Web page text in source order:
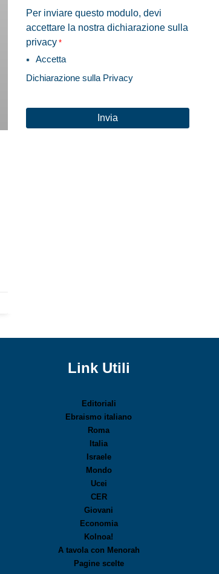
Per inviare questo modulo, devi
accettare la nostra dichiarazione sulla
privacy *
Accetta
Dichiarazione sulla Privacy
Link Utili
Editoriali
Ebraismo italiano
Roma
Italia
Israele
Mondo
Ucei
CER
Giovani
Economia
Kolnoa!
A tavola con Menorah
Pagine scelte